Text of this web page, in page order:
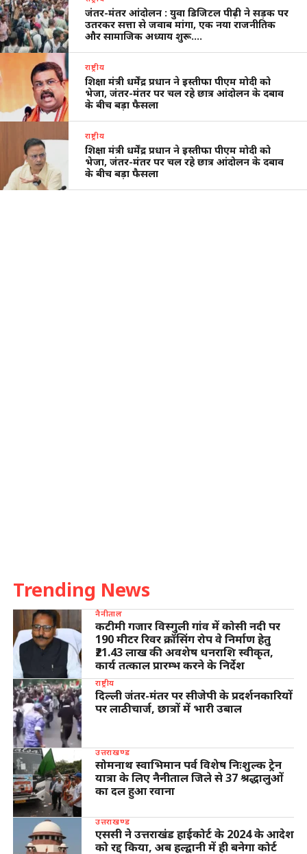
जंतर-मंतर आंदोलन : युवा डिजिटल पीढ़ी ने सड़क पर
उतरकर सत्ता से जवाब मांगा, एक नया राजनीतिक
और सामाजिक अध्याय शुरू….
राष्ट्रीय
शिक्षा मंत्री धर्मेंद्र प्रधान ने इस्तीफा पीएम मोदी को
भेजा, जंतर-मंतर पर चल रहे छात्र आंदोलन के दबाव
के बीच बड़ा फैसला
राष्ट्रीय
शिक्षा मंत्री धर्मेंद्र प्रधान ने इस्तीफा पीएम मोदी को
भेजा, जंतर-मंतर पर चल रहे छात्र आंदोलन के दबाव
के बीच बड़ा फैसला
Trending News
नैनीताल
कटीमी गजार विस्गुली गांव में कोसी नदी पर
190 मीटर रिवर क्रॉसिंग रोप वे निर्माण हेतु
₹21.43 लाख की अवशेष धनराशि स्वीकृत,
कार्य तत्काल प्रारम्भ करने के निर्देश
राष्ट्रीय
दिल्ली जंतर-मंतर पर सीजेपी के प्रदर्शनकारियों
पर लाठीचार्ज, छात्रों में भारी उबाल
उत्तराखण्ड
सोमनाथ स्वाभिमान पर्व विशेष निःशुल्क ट्रेन
यात्रा के लिए नैनीताल जिले से 37 श्रद्धालुओं
का दल हुआ रवाना
उत्तराखण्ड
एससी ने उत्तराखंड हाईकोर्ट के 2024 के आदेश
को रद्द किया, अब हल्द्वानी में ही बनेगा कोर्ट